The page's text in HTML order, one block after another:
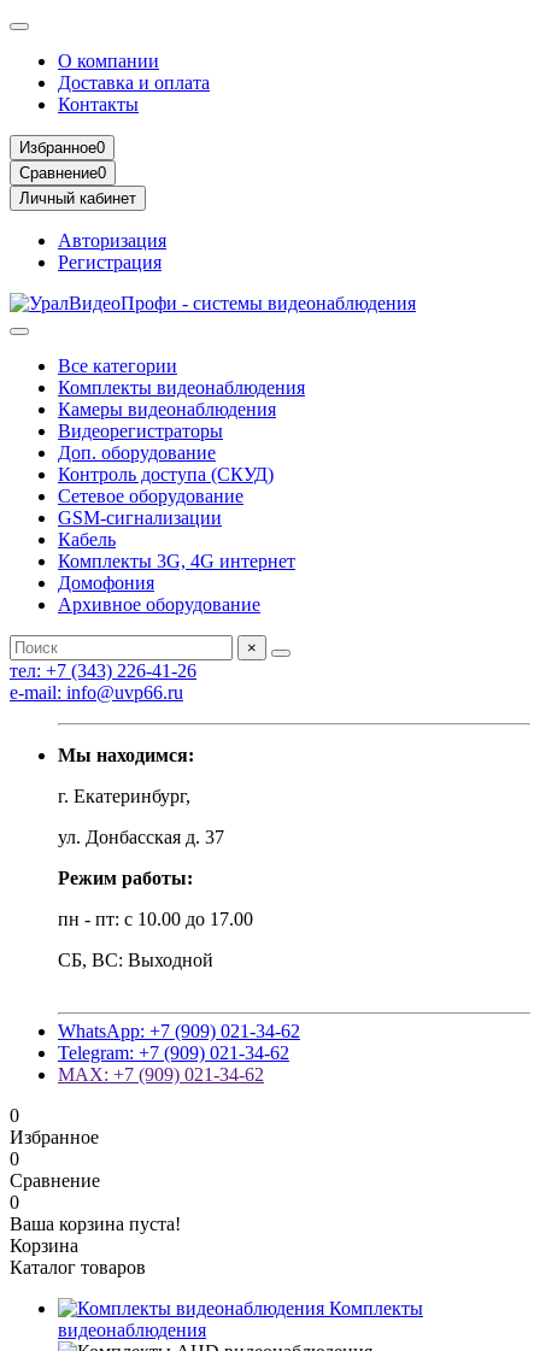
О компании
Доставка и оплата
Контакты
Избранное0
Сравнение0
Личный кабинет
Авторизация
Регистрация
Все категории
Комплекты видеонаблюдения
Камеры видеонаблюдения
Видеорегистраторы
Доп. оборудование
Контроль доступа (СКУД)
Сетевое оборудование
GSM-сигнализации
Кабель
Комплекты 3G, 4G интернет
Домофония
Архивное оборудование
×
тел: +7 (343) 226-41-26
e-mail: info@uvp66.ru
Мы находимся:
г. Екатеринбург,
ул. Донбасская д. 37
Режим работы:
пн - пт: с 10.00 до 17.00
СБ, ВС: Выходной
WhatsApp: +7 (909) 021-34-62
Telegram: +7 (909) 021-34-62
MAX: +7 (909) 021-34-62
0
Избранное
0
Сравнение
0
Ваша корзина пуста!
Корзина
Каталог товаров
Комплекты
видеонаблюдения